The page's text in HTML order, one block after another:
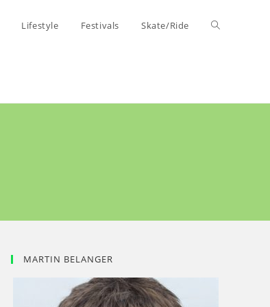
Lifestyle Festivals Skate/Ride Toggle
MARTIN BELANGER